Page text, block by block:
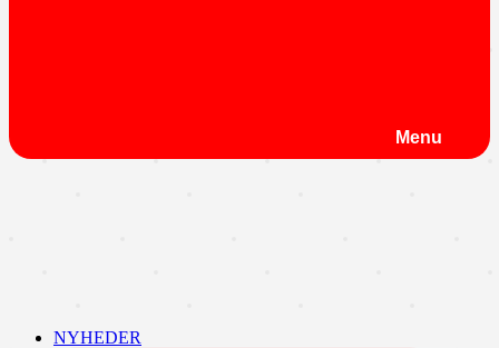
Menu
NYHEDER